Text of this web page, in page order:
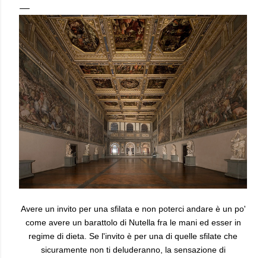
Avere un invito per una sfilata e non poterci andare è un po'
come avere un barattolo di Nutella fra le mani ed esser in
regime di dieta. Se l'invito è per una di quelle sfilate che
sicuramente non ti deluderanno, la sensazione di